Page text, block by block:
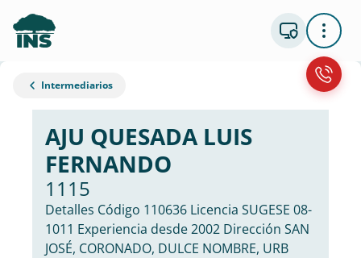
Intermediarios
AJU QUESADA LUIS
FERNANDO
1115
Detalles Código 110636 Licencia SUGESE 08-
1011 Experiencia desde 2002 Dirección SAN
JOSÉ, CORONADO, DULCE NOMBRE, URB